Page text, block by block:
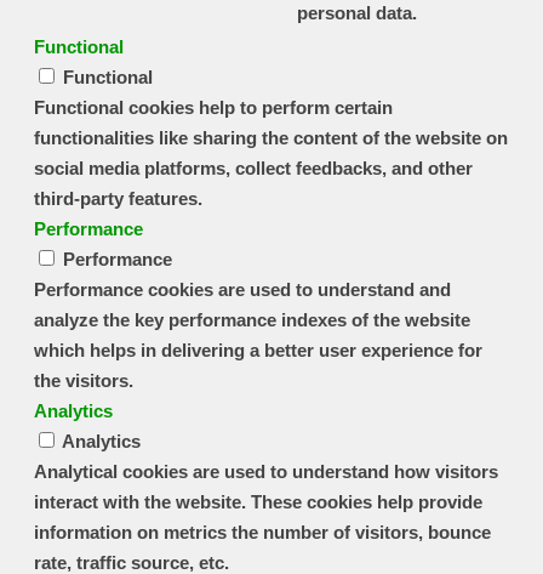
personal data.
Functional
Functional
Functional cookies help to perform certain
functionalities like sharing the content of the website on
social media platforms, collect feedbacks, and other
third-party features.
Performance
Performance
Performance cookies are used to understand and
analyze the key performance indexes of the website
which helps in delivering a better user experience for
the visitors.
Analytics
Analytics
Analytical cookies are used to understand how visitors
interact with the website. These cookies help provide
information on metrics the number of visitors, bounce
rate, traffic source, etc.